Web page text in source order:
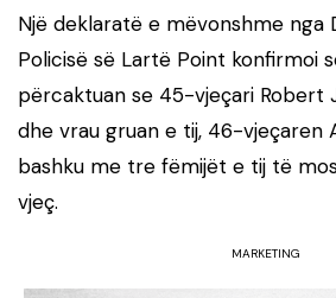
Një deklaratë e mëvonshme nga
Policisë së Lartë Point konfirmoi
përcaktuan se 45-vjeçari Robert
dhe vrau gruan e tij, 46-vjeçaren
bashku me tre fëmijët e tij të
vjeç.
MARKETING